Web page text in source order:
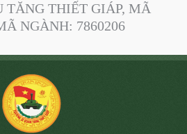
THIẾT GIÁP, MÃ
NGÀNH: 7860206